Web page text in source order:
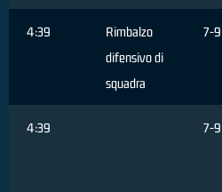
4:39
Rimbalzo
difensivo di
squadra
7-9
4:39 7-9